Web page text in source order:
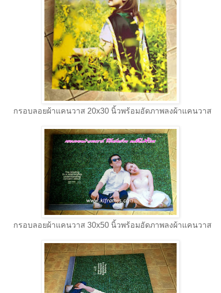
กรอบลอยผ้าแคนวาส 20x30 นิ้วพร้อมอัดภาพลงผ้าแคนวาส
กรอบลอยผ้าแคนวาส 30x50 นิ้วพร้อมอัดภาพลงผ้าแคนวาส